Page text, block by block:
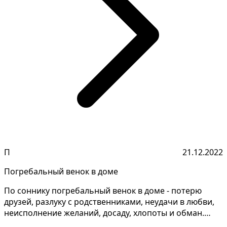
П
21.12.2022
Погребальный венок в доме
По соннику погребальный венок в доме - потерю
друзей, разлуку с родственниками, неудачи в любви,
неисполнение желаний, досаду, хлопоты и обман.